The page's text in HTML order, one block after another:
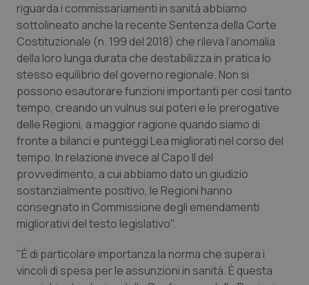
Veneto
Oncoematologia
Oncologia & Nutrizione
Psoriasi & pelle
Quotidiano Cardiologia
Quotidiano Chirurgia
Quotidiano Oncologia
Quotidiano Pediatria
Rene & patologie urogenitali
riguarda i commissariamenti in sanità abbiamo
sottolineato anche la recente Sentenza della Corte
Costituzionale (n. 199 del 2018) che rileva l’anomalia
della loro lunga durata che destabilizza in pratica lo
stesso equilibrio del governo regionale. Non si
possono esautorare funzioni importanti per così tanto
tempo, creando un vulnus sui poteri e le prerogative
delle Regioni, a maggior ragione quando siamo di
fronte a bilanci e punteggi Lea migliorati nel corso del
tempo. In relazione invece al Capo II del
provvedimento, a cui abbiamo dato un giudizio
sostanzialmente positivo, le Regioni hanno
consegnato in Commissione degli emendamenti
migliorativi del testo legislativo".
"È di particolare importanza la norma che supera i
vincoli di spesa per le assunzioni in sanità. È questa